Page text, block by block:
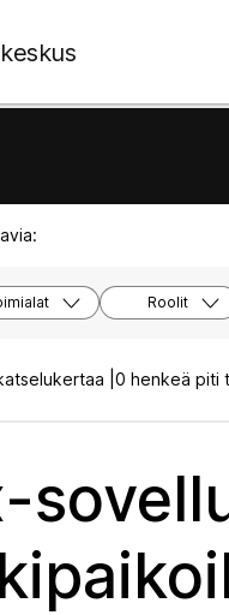
Roolit
| 0 henkeä piti